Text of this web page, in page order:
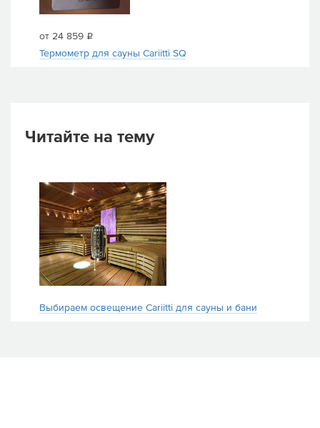
от 24 859 i
Термометр для сауны Cariitti SQ
Читайте на тему
Выбираем освещение Cariitti для сауны и бани